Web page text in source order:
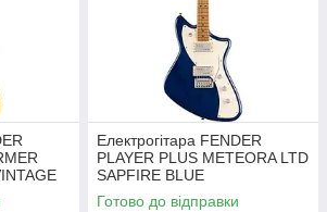
Електрогітара FENDER
PLAYER PLUS METEORA LTD
SAPFIRE BLUE
TRANSPARENT
Готово до відправки